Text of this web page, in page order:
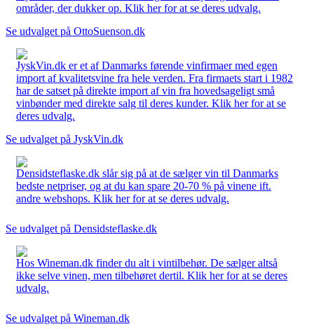
områder, der dukker op. Klik her for at se deres udvalg.
Se udvalget på OttoSuenson.dk
JyskVin.dk er et af Danmarks førende vinfirmaer med egen
import af kvalitetsvine fra hele verden. Fra firmaets start i 1982
har de satset på direkte import af vin fra hovedsageligt små
vinbønder med direkte salg til deres kunder. Klik her for at se
deres udvalg.
Se udvalget på JyskVin.dk
Densidsteflaske.dk slår sig på at de sælger vin til Danmarks
bedste netpriser, og at du kan spare 20-70 % på vinene ift.
andre webshops. Klik her for at se deres udvalg.
Se udvalget på Densidsteflaske.dk
Hos Wineman.dk finder du alt i vintilbehør. De sælger altså
ikke selve vinen, men tilbehøret dertil. Klik her for at se deres
udvalg.
Se udvalget på Wineman.dk